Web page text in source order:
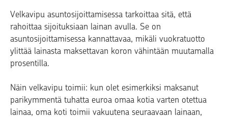
Velkavipu asuntosijoittamisessa tarkoittaa sitä, että
rahoittaa sijoituksiaan lainan avulla. Se on
asuntosijoittamisessa kannattavaa, mikäli vuokratuotto
ylittää lainasta maksettavan koron vähintään muutamalla
prosentilla.
Näin velkavipu toimii: kun olet esimerkiksi maksanut
parikymmentä tuhatta euroa omaa kotia varten otettua
lainaa, oma koti toimii vakuutena seuraavaan lainaan,